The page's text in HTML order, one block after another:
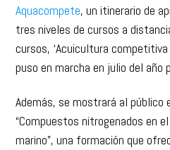
Aquacompete, un itinerario de
tres niveles de cursos a
cursos, ‘Acuicultura
puso en marcha en julio del año
Además, se mostrará al público
“Compuestos nitrogenados en
marino”, una formación que